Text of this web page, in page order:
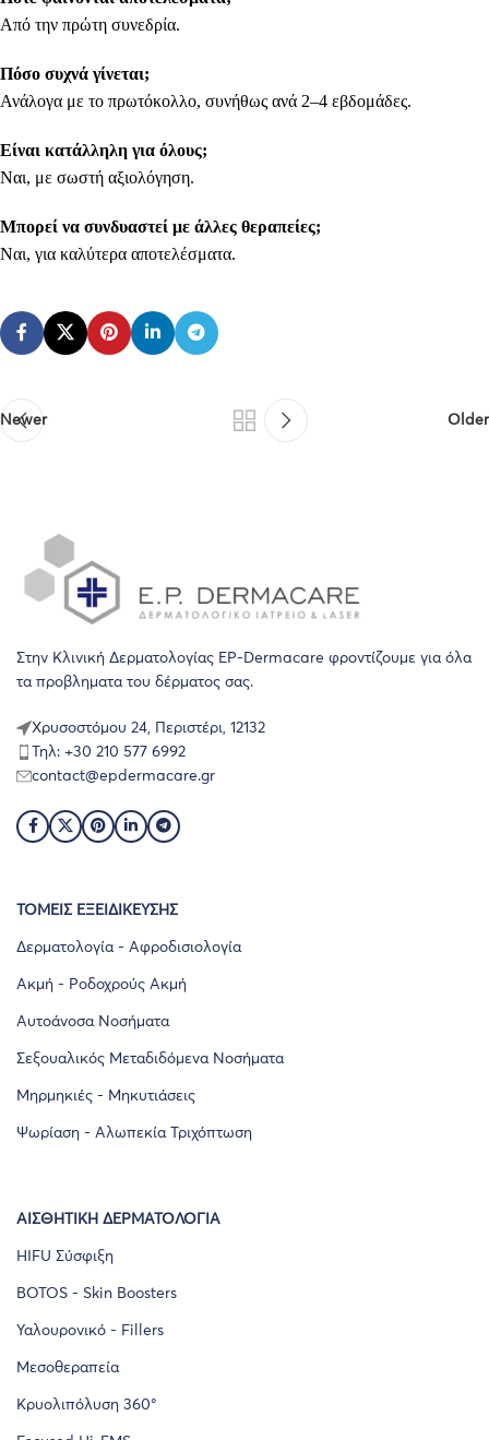
Από την πρώτη συνεδρία.
Πόσο συχνά γίνεται;
Ανάλογα με το πρωτόκολλο, συνήθως ανά 2–4 εβδομάδες.
Είναι κατάλληλη για όλους;
Ναι, με σωστή αξιολόγηση.
Μπορεί να συνδυαστεί με άλλες θεραπείες;
Ναι, για καλύτερα αποτελέσματα.
Newer Older
Στην Κλινική Δερματολογίας EP-Dermacare φροντίζουμε για όλα
τα προβληματα του δέρματος σας.
Χρυσοστόμου 24, Περιστέρι, 12132
Τηλ: +30 210 577 6992
contact@epdermacare.gr
ΤΟΜΕΙΣ ΕΞΕΙΔΙΚΕΥΣΗΣ
Δερματολογία - Αφροδισιολογία
Ακμή - Ροδοχρούς Ακμή
Αυτοάνοσα Νοσήματα
Σεξουαλικός Μεταδιδόμενα Νοσήματα
Μηρμηκιές - Μηκυτιάσεις
Ψωρίαση - Αλωπεκία Τριχόπτωση
ΑΙΣΘΗΤΙΚΉ ΔΕΡΜΑΤΟΛΟΓΊΑ
HIFU Σύσφιξη
BOTOS - Skin Boosters
Υαλουρονικό - Fillers
Μεσοθεραπεία
Κρυολιπόλυση 360°